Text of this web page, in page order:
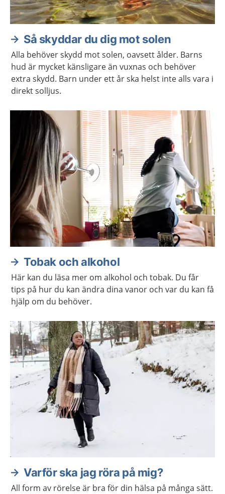
Så skyddar du dig mot solen
Alla behöver skydd mot solen, oavsett ålder. Barns
hud är mycket känsligare än vuxnas och behöver
extra skydd. Barn under ett år ska helst inte alls vara i
direkt solljus.
Tobak och alkohol
Här kan du läsa mer om alkohol och tobak. Du får
tips på hur du kan ändra dina vanor och var du kan få
hjälp om du behöver.
Varför ska jag röra på mig?
All form av rörelse är bra för din hälsa på många sätt.